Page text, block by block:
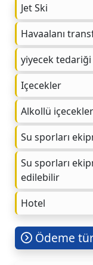
Jet Ski
Havaalanı
yiyecek tedariği
Içecekler
Alkollü içecekler
Su sporları
Su sporları
edilebilir
Hotel
Ödeme